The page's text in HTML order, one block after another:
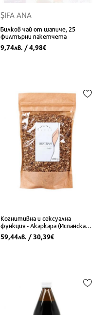
ŞIFA ANA
Билков чай от шапиче, 25
филтърни пакетчета
9,74лв. / 4,98€
Когнитивна и сексуална
функция - Акаркара (Испанска
лайка), 250 g
59,44лв. / 30,39€